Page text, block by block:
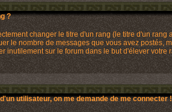
?
changer le titre d'un rang (le titre d'un
le nombre de messages que vous avez postés,
inutilement sur le forum dans le but d'élever
utilisateur, on me demande de me connecter !